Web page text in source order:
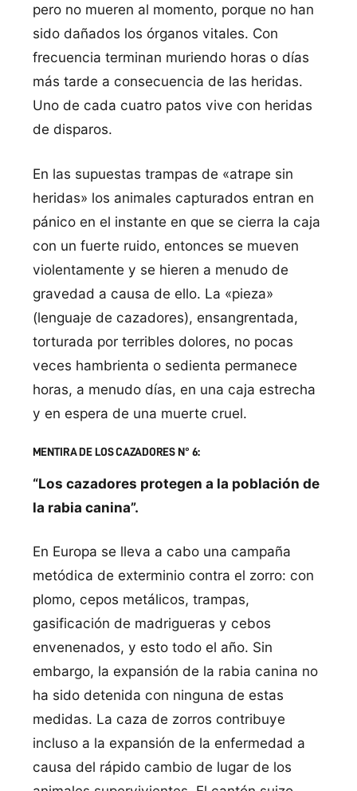
pero no mueren al momento, porque no han
sido dañados los órganos vitales. Con
frecuencia terminan muriendo horas o días
más tarde a consecuencia de las heridas.
Uno de cada cuatro patos vive con heridas
de disparos.
En las supuestas trampas de «atrape sin
heridas» los animales capturados entran en
pánico en el instante en que se cierra la caja
con un fuerte ruido, entonces se mueven
violentamente y se hieren a menudo de
gravedad a causa de ello. La «pieza»
(lenguaje de cazadores), ensangrentada,
torturada por terribles dolores, no pocas
veces hambrienta o sedienta permanece
horas, a menudo días, en una caja estrecha
y en espera de una muerte cruel.
MENTIRA DE LOS CAZADORES N° 6:
“Los cazadores protegen a la población de
la rabia canina”.
En Europa se lleva a cabo una campaña
metódica de exterminio contra el zorro: con
plomo, cepos metálicos, trampas,
gasificación de madrigueras y cebos
envenenados, y esto todo el año. Sin
embargo, la expansión de la rabia canina no
ha sido detenida con ninguna de estas
medidas. La caza de zorros contribuye
incluso a la expansión de la enfermedad a
causa del rápido cambio de lugar de los